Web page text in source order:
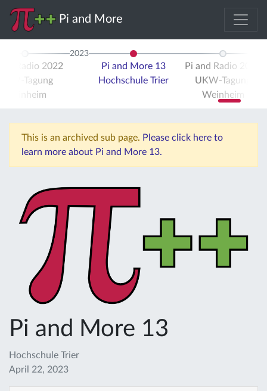
Pi and More
Radio 2022
Tagung
Weinheim
2023
Pi and More 13
Hochschule Trier
Pi and Radio 2023
UKW-Tagung
Weinheim
This is an archived sub page. Please click here to
learn more about Pi and More 13.
Pi and More 13
Hochschule Trier
April 22, 2023